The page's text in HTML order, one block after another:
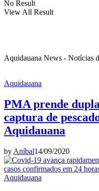
No Result
View All Result
Aquidauana News - Notícias
Aquidauana
PMA prende
captura de
Aquidauana
by Aníbal14/09/2020
Aquidauana